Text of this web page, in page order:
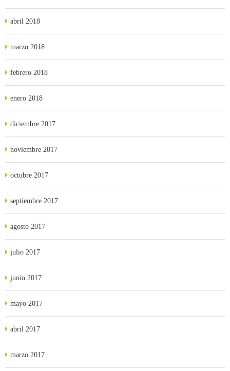
abril 2018
marzo 2018
febrero 2018
enero 2018
diciembre 2017
noviembre 2017
octubre 2017
septiembre 2017
agosto 2017
julio 2017
junio 2017
mayo 2017
abril 2017
marzo 2017